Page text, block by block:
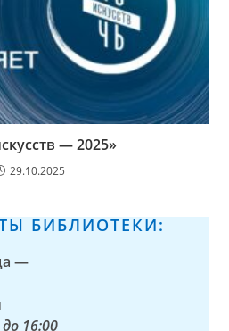
— 2025»
29.10.2025
БИБЛИОТЕКИ:
—
до 16:00